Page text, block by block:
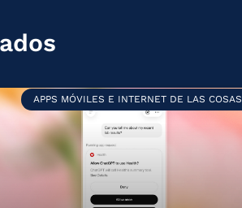
APPS MÓVILES E INTERNET DE LAS COSAS